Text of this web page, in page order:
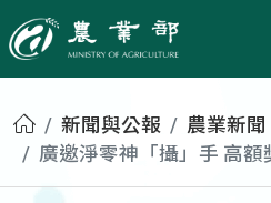
農業部
首頁新聞與公報
農業新聞
廣邀淨零神「攝」手 高額